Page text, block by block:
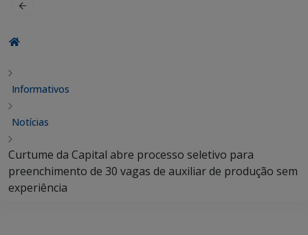
Informativos
Notícias
Curtume da Capital abre processo seletivo para
preenchimento de 30 vagas de auxiliar de produção sem
experiência